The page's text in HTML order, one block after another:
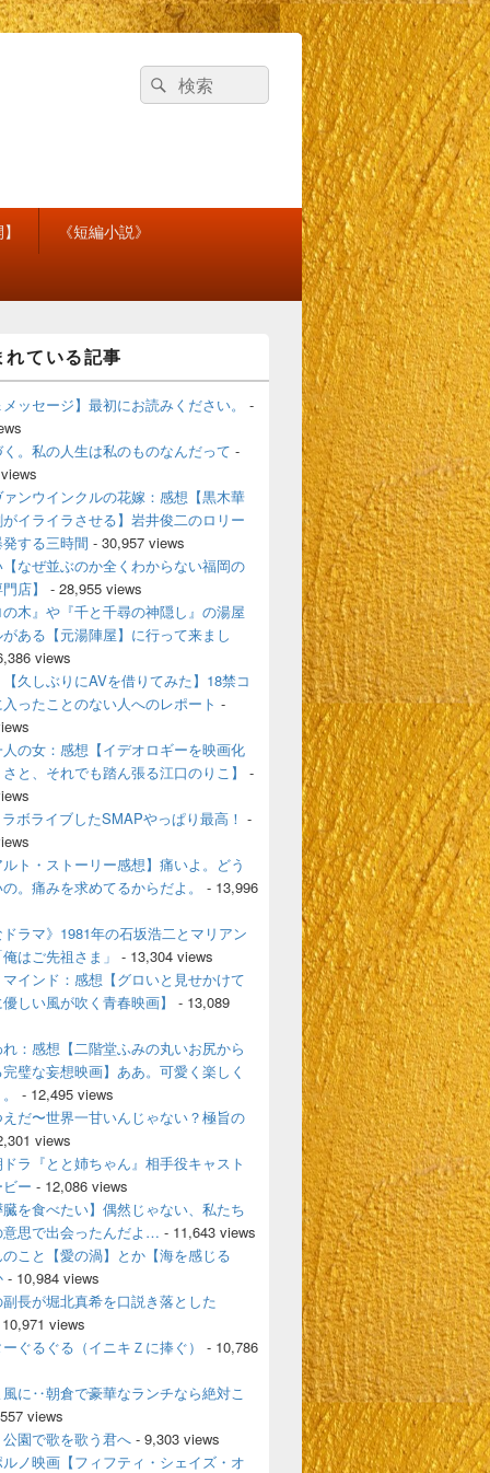
検
索
検
索
《短編小説》
れている記事
ッセージ】最初にお読みください。
-
。私の人生は私のものなんだって -
ンウインクルの花嫁：感想【黒木華
イライラさせる】岩井俊二のロリー
する三時間 - 30,957 views
なぜ並ぶのか全くわからない福岡の
店】
- 28,955 views
木』や『千と千尋の神隠し』の湯屋
ある【元湯陣屋】に行って来まし
views
久しぶりにAVを借りてみた】18禁コ
ったことのない人へのレポート -
の女：感想【イデオロギーを映画化
と、それでも踏ん張る江口のりこ】
-
ボライブしたSMAPやっぱり最高！ -
ト・ストーリー感想】痛いよ。どう
。痛みを求めてるからだよ。
- 13,996
ラマ》1981年の石坂浩二とマリアン
はご先祖さま」 - 13,304 views
インド：感想【グロいと見せかけて
しい風が吹く青春映画】
- 13,089
：感想【二階堂ふみの丸いお尻から
璧な妄想映画】ああ。可愛く楽しく
- 12,495 views
だ〜世界一甘いんじゃない？極旨の
views
ラ『とと姉ちゃん』相手役キャスト
ー - 12,086 views
を食べたい】偶然じゃない、私たち
意思で出会ったんだよ… - 11,643 views
こと【愛の渦】とか【海を感じる
- 10,984 views
長が堀北真希を口説き落とした
views
ぐるぐる（イニキＺに捧ぐ）
- 10,786
に‥朝倉で豪華なランチなら絶対こ
views
園で歌を歌う君へ - 9,303 views
ノ映画【フィフティ・シェイズ・オ